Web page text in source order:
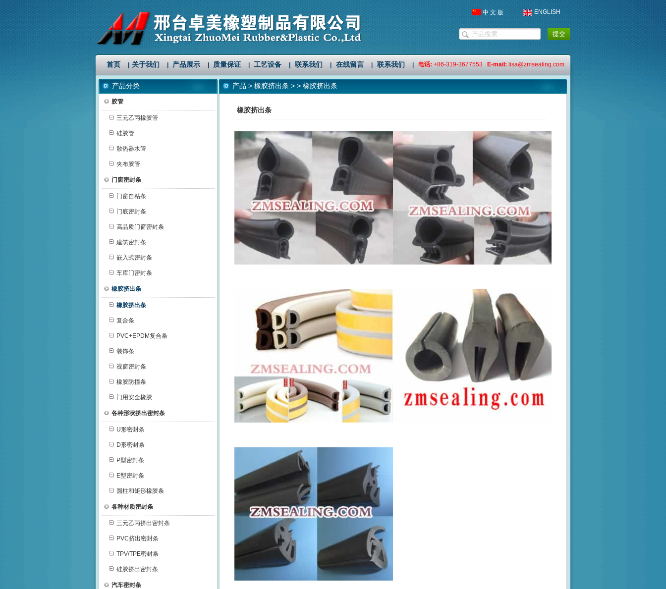
中 文 版 ENGLISH
首页 关于我们 产品展示 质量保证| 工艺设备 联系我们 在线留言 联系我们 电话: +86-319-3677553 E-mail: lisa@zmsealing.com
产品分类
胶管
三元乙丙橡胶管
硅胶管
散热器水管
夹布胶管
门窗密封条
门窗自粘条
门底密封条
高品质门窗密封条
建筑密封条
嵌入式密封条
车库门密封条
橡胶挤出条
橡胶挤出条
复合条
PVC+EPDM复合条
装饰条
视窗密封条
橡胶防撞条
门用安全橡胶
各种形状挤出密封条
U形密封条
D形密封条
P型密封条
E型密封条
圆柱和矩形橡胶条
各种材质密封条
三元乙丙挤出密封条
PVC挤出密封条
TPV/TPE密封条
硅胶挤出密封条
汽车密封条
产品 > 橡胶挤出条 > > 橡胶挤出条
橡胶挤出条